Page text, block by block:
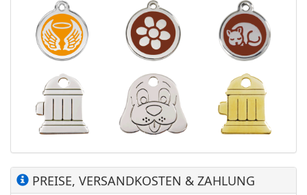
PREISE, VERSANDKOSTEN & ZAHLUNG